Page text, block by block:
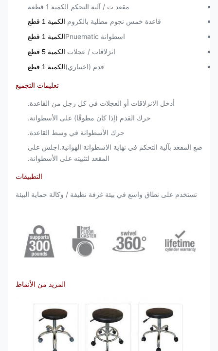
مقعد ث / آلية التحكم الكمية 1 قطعة
قاعدة خمس نجوم مطلية بالكروم الكمية 1 قطع
اسطوانة Pnuematic الكمية 1 قطع
انزلاقات / عجلات الكمية 5 قطع
قدم (اختياري)الكمية 1 قطع
تعليمات التجميع
أدخل الانزلاقات أو العجلات في كل رجل من القاعدة.
حرك القدم (إذا كان مطوقًا) على الأسطوانة.
حرك الأسطوانة في وسط القاعدة.
ضع المقعد بآلية التحكم في نهاية الاسطوانة الهوائية.اجلس على
المقعد لتثبيته على الأسطوانة.
التطبيقات
تستخدم على نطاق واسع في بيئة غرفة نظيفة / وكالة حماية البيئة
المزيد من الأنماط